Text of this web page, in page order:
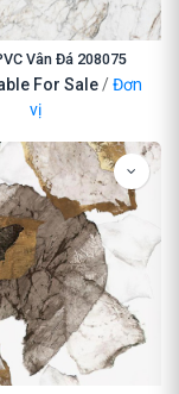
Vân Đá 208075
For Sale/Đơn
vị